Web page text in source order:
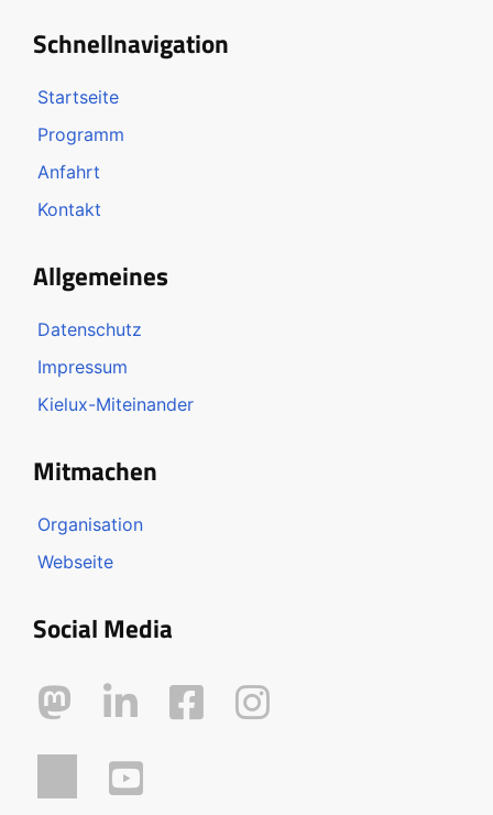
Schnellnavigation
Startseite
Programm
Anfahrt
Kontakt
Allgemeines
Datenschutz
Impressum
Kielux-Miteinander
Mitmachen
Organisation
Webseite
Social Media